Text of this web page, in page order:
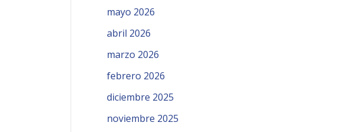
mayo 2026
abril 2026
marzo 2026
febrero 2026
diciembre 2025
noviembre 2025